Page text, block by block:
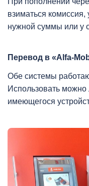
взиматься
нужной суммы или у
Перевод в «Alfa-
Обе системы
Использовать
имеющегося